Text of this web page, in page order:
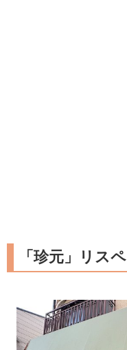
「珍元」リス